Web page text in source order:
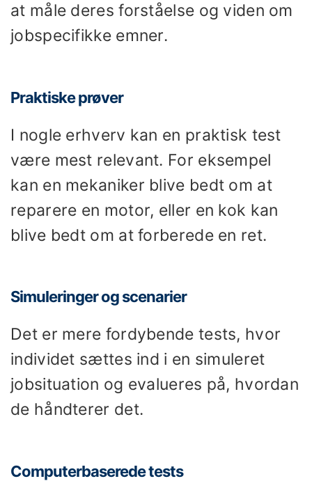
at måle deres forståelse og viden om
jobspecifikke emner.
Praktiske prøver
I nogle erhverv kan en praktisk test
være mest relevant. For eksempel
kan en mekaniker blive bedt om at
reparere en motor, eller en kok kan
blive bedt om at forberede en ret.
Simuleringer og scenarier
Det er mere fordybende tests, hvor
individet sættes ind i en simuleret
jobsituation og evalueres på, hvordan
de håndterer det.
Computerbaserede tests